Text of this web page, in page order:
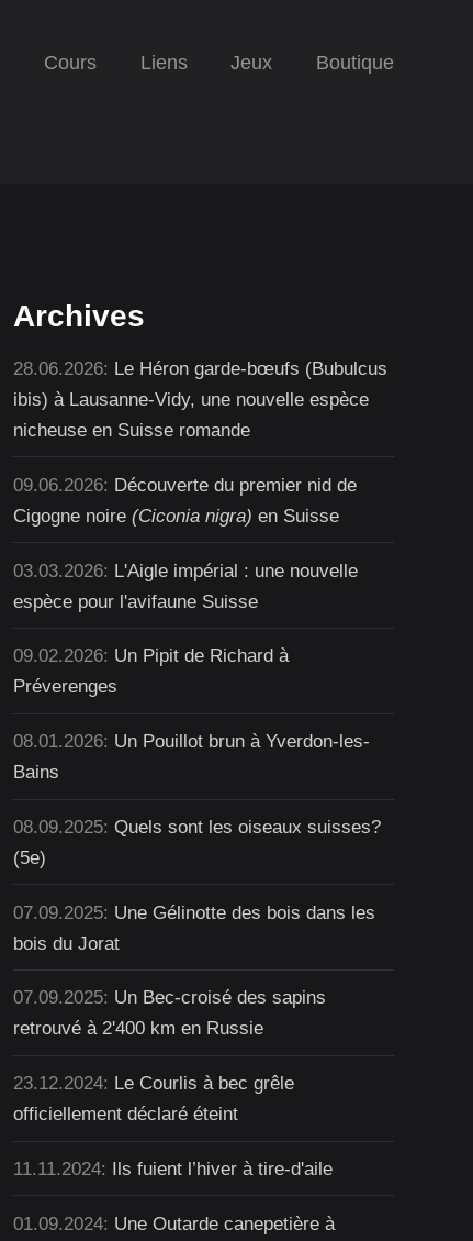
Cours Liens Jeux Boutique
Archives
28.06.2026: Le Héron garde-bœufs (Bubulcus
ibis) à Lausanne-Vidy, une nouvelle espèce
nicheuse en Suisse romande
09.06.2026: Découverte du premier nid de
Cigogne noire(Ciconia nigra) en Suisse
03.03.2026: L'Aigle impérial : une nouvelle
espèce pour l'avifaune Suisse
09.02.2026: Un Pipit de Richard à
Préverenges
08.01.2026: Un Pouillot brun à Yverdon-les-
Bains
08.09.2025:Quels sont les oiseaux suisses?
(5e)
07.09.2025: Une Gélinotte des bois dans les
bois du Jorat
07.09.2025: Un Bec-croisé des sapins
retrouvé à 2'400 km en Russie
23.12.2024: Le Courlis à bec grêle
officiellement déclaré éteint
11.11.2024: Ils fuient l’hiver à tire-d'aile
01.09.2024: Une Outarde canepetière à